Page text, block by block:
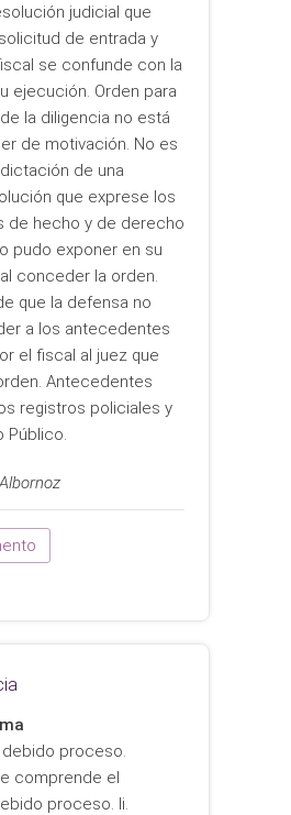
judicial que
de entrada y
se confunde con la
ejecución. Orden para
la diligencia no está
de motivación. No es
de una
que exprese los
de hecho y de derecho
pudo exponer en su
conceder la orden.
que la defensa no
a los antecedentes
el fiscal al juez que
Antecedentes
registros policiales y
Público.
debido proceso.
comprende el
proceso. Ii.